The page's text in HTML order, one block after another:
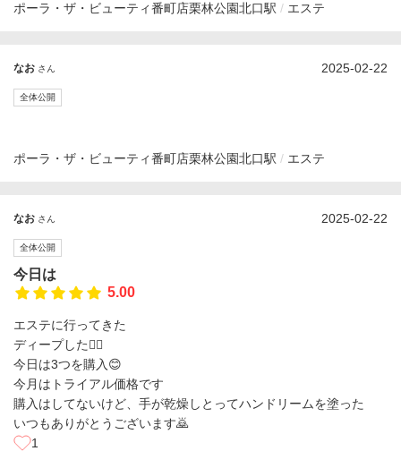
ポーラ・ザ・ビューティ番町店栗林公園北口駅 エステ
なお さん 2025-02-22
全体公開
ポーラ・ザ・ビューティ番町店栗林公園北口駅 エステ
なお さん 2025-02-22
全体公開
今日は
5.00
エステに行ってきた
ディープした💆‍♀️
今日は3つを購入😊
今月はトライアル価格です
購入はしてないけど、手が乾燥しとってハンドリームを塗った
いつもありがとうございます🙇
1